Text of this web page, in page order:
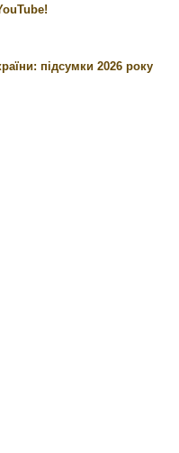
підсумки 2026 року